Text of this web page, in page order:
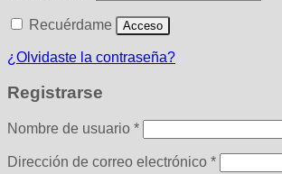
Recuérdame Acceso
¿Olvidaste la contraseña?
Registrarse
Nombre de usuario *Obligatorio
Dirección de correo electrónico *Obligatorio